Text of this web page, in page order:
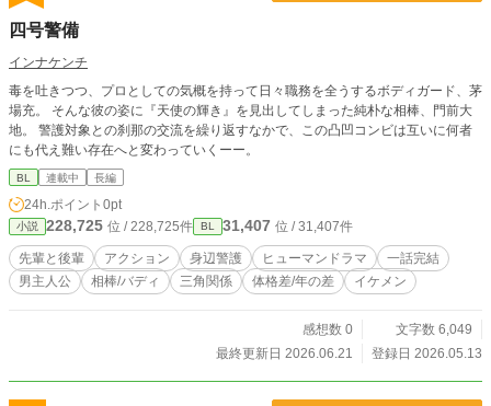
四号警備
インナケンチ
毒を吐きつつ、プロとしての気概を持って日々職務を全うするボディガード、茅
場充。 そんな彼の姿に『天使の輝き』を見出してしまった純朴な相棒、門前大
地。 警護対象との刹那の交流を繰り返すなかで、この凸凹コンビは互いに何者
にも代え難い存在へと変わっていくーー。
BL 連載中 長編
24h.ポイント 0pt
小説 228,725 位 / 228,725件 BL 31,407 位 / 31,407件
先輩と後輩 アクション 身辺警護 ヒューマンドラマ
一話完結
男主人公
相棒/バディ 三角関係 体格差/年の差 イケメン
感想数 0
文字数 6,049
最終更新日 2026.06.21
登録日 2026.05.13